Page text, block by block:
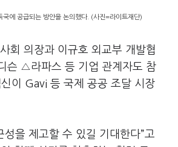
에 공급되는 방안을 논의했다. (사진=라이트재단)
회 의장과 이규호 외교부 개발협
슨 △라파스 등 기업 관계자도 참
이 Gavi 등 국제 공공 조달 시장
을 제고할 수 있길 기대한다”고